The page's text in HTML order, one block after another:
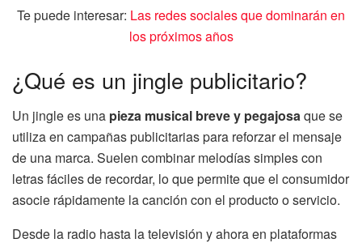
Te puede interesar: Las redes sociales que dominarán en
los próximos años
¿Qué es un jingle publicitario?
Un jingle es una pieza musical breve y pegajosaque se
utiliza en campañas publicitarias para reforzar el mensaje
de una marca. Suelen combinar melodías simples con
letras fáciles de recordar, lo que permite que el consumidor
asocie rápidamente la canción con el producto o servicio.
Desde la radio hasta la televisión y ahora en plataformas